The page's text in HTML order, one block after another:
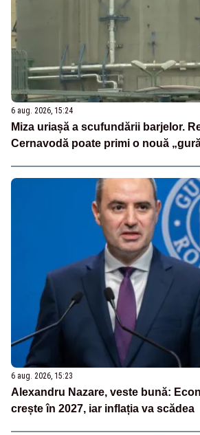
6 aug. 2026, 15:24
Miza uriașă a scufundării barjelor.
Cernavodă poate primi o nouă
6 aug. 2026, 15:23
Alexandru Nazare, veste bună:
crește în 2027, iar inflația va scădea